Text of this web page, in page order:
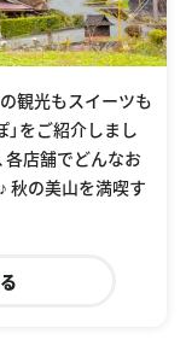
観光もスイーツも
をご紹介しまし
各店舗でどんなお
秋の美山を満喫す